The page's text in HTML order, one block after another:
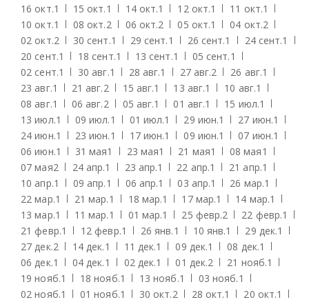
16 окт.1 15 окт.1 14 окт.1 12 окт.1 11 окт.1
10 окт.1 08 окт.2 06 окт.2 05 окт.1 04 окт.2
02 окт.2 30 сент.1 29 сент.1 26 сент.1 24 сент.1
20 сент.1 18 сент.1 13 сент.1 05 сент.1
02 сент.1 30 авг.1 28 авг.1 27 авг.2 26 авг.1
23 авг.1 21 авг.2 15 авг.1 13 авг.1 10 авг.1
08 авг.1 06 авг.2 05 авг.1 01 авг.1 15 июл.1
13 июл.1 09 июл.1 01 июл.1 29 июн.1 27 июн.1
24 июн.1 23 июн.1 17 июн.1 09 июн.1 07 июн.1
06 июн.1 31 мая1 23 мая1 21 мая1 08 мая1
07 мая2 24 апр.1 23 апр.1 22 апр.1 21 апр.1
10 апр.1 09 апр.1 06 апр.1 03 апр.1 26 мар.1
22 мар.1 21 мар.1 18 мар.1 17 мар.1 14 мар.1
13 мар.1 11 мар.1 01 мар.1 25 февр.2 22 февр.1
21 февр.1 12 февр.1 26 янв.1 10 янв.1 29 дек.1
27 дек.2 14 дек.1 11 дек.1 09 дек.1 08 дек.1
06 дек.1 04 дек.1 02 дек.1 01 дек.2 21 нояб.1
19 нояб.1 18 нояб.1 13 нояб.1 03 нояб.1
02 нояб.1 01 нояб.1 30 окт.2 28 окт.1 20 окт.1